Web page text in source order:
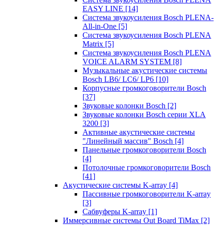
EASY LINE [14]
Система звукоусиления Bosch PLENA-
All-in-One [5]
Система звукоусиления Bosch PLENA
Matrix [5]
Система звукоусиления Bosch PLENA
VOICE ALARM SYSTEM [8]
Музыкальные акустические системы
Bosch LB6/ LC6/ LP6 [10]
Корпусные громкоговорители Bosch
[37]
Звуковые колонки Bosch [2]
Звуковые колонки Bosch серии XLA
3200 [3]
Активные акустические системы
"Линейный массив" Bosch [4]
Панельные громкоговорители Bosch
[4]
Потолочные громкоговорители Bosch
[41]
Акустические системы K-array [4]
Пассивные громкоговорители K-array
[3]
Сабвуферы K-array [1]
Иммерсивные системы Out Board TiMax [2]